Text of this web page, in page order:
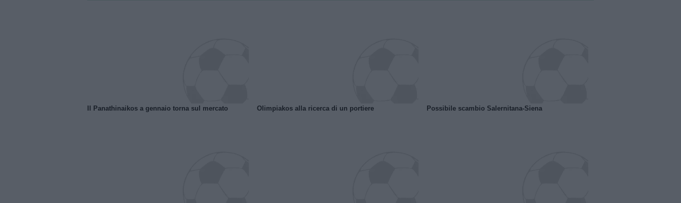
Il Panathinaikos a gennaio torna sul mercato Olimpiakos alla ricerca di un portiere Possibile scambio Salernitana-Siena